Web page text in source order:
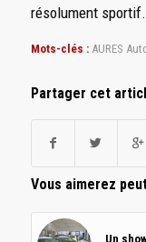
résolument sportif.
Mots-clés : AURES
Partager cet
Vous aimerez
Un